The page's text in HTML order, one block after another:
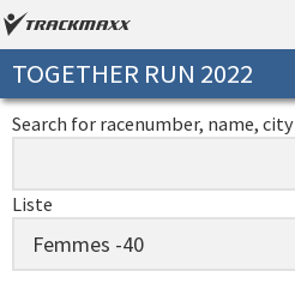
TOGETHER RUN 2022
Search for racenumber, name, city
Liste